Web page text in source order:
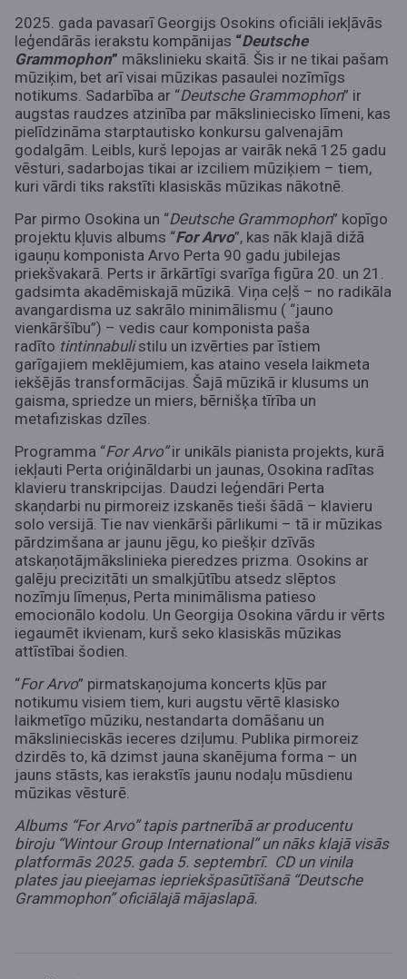
2025. gada pavasarī Georgijs Osokins oficiāli iekļāvās
leģendārās ierakstu kompānijas “Deutsche
Grammophon” mākslinieku skaitā. Šis ir ne tikai pašam
mūziķim, bet arī visai mūzikas pasaulei nozīmīgs
notikums. Sadarbība ar “Deutsche Grammophon” ir
augstas raudzes atzinība par māksliniecisko līmeni, kas
pielīdzināma starptautisko konkursu galvenajām
godalgām. Leibls, kurš lepojas ar vairāk nekā 125 gadu
vēsturi, sadarbojas tikai ar izciliem mūziķiem – tiem,
kuri vārdi tiks rakstīti klasiskās mūzikas nākotnē.
Par pirmo Osokina un “Deutsche Grammophon” kopīgo
projektu kļuvis albums “For Arvo”, kas nāk klajā dižā
igauņu komponista Arvo Perta 90 gadu jubilejas
priekšvakarā. Perts ir ārkārtīgi svarīga figūra 20. un 21.
gadsimta akadēmiskajā mūzikā. Viņa ceļš – no radikāla
avangardisma uz sakrālo minimālismu ( “jauno
vienkāršību”) – vedis caur komponista paša
radīto tintinnabuli stilu un izvērties par īstiem
garīgajiem meklējumiem, kas ataino vesela laikmeta
iekšējās transformācijas. Šajā mūzikā ir klusums un
gaisma, spriedze un miers, bērnišķa tīrība un
metafiziskas dzīles.
Programma “For Arvo” ir unikāls pianista projekts, kurā
iekļauti Perta oriģināldarbi un jaunas, Osokina radītas
klavieru transkripcijas. Daudzi leģendāri Perta
skaņdarbi nu pirmoreiz izskanēs tieši šādā – klavieru
solo versijā. Tie nav vienkārši pārlikumi – tā ir mūzikas
pārdzimšana ar jaunu jēgu, ko piešķir dzīvās
atskaņotājmākslinieka pieredzes prizma. Osokins ar
galēju precizitāti un smalkjūtību atsedz slēptos
nozīmju līmeņus, Perta minimālisma patieso
emocionālo kodolu. Un Georgija Osokina vārdu ir vērts
iegaumēt ikvienam, kurš seko klasiskās mūzikas
attīstībai šodien.
“For Arvo” pirmatskaņojuma koncerts kļūs par
notikumu visiem tiem, kuri augstu vērtē klasisko
laikmetīgo mūziku, nestandarta domāšanu un
mākslinieciskās ieceres dziļumu. Publika pirmoreiz
dzirdēs to, kā dzimst jauna skanējuma forma – un
jauns stāsts, kas ierakstīs jaunu nodaļu mūsdienu
mūzikas vēsturē.
Albums “For Arvo” tapis partnerībā ar producentu
biroju “Wintour Group International” un nāks klajā visās
platformās 2025. gada 5. septembrī. CD un vinila
plates jau pieejamas iepriekšpasūtīšanā “Deutsche
Grammophon” oficiālajā mājaslapā.